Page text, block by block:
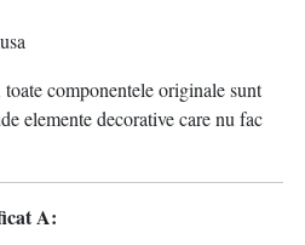
componentele originale sunt
elemente decorative care nu fac
A: